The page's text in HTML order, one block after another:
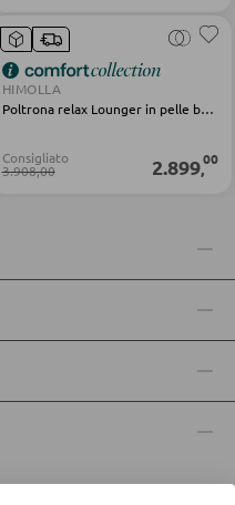
HIMOLLA
Poltrona relax Lounger in pelle beige
Consigliato
3.908,00 2.899,00